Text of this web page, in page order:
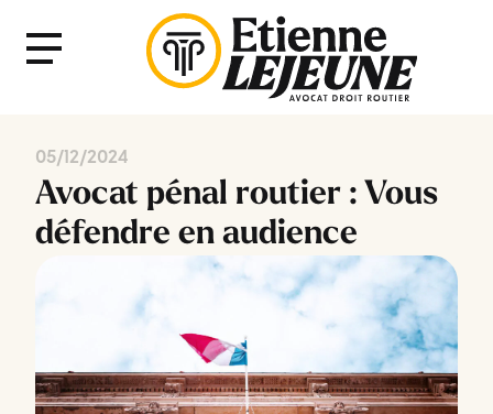
Menu
05/12/2024
Avocat pénal routier : Vous
défendre en audience
Fermer